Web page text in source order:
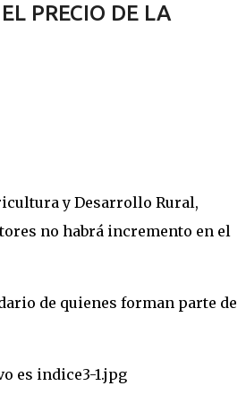
PRECIO DE LA
y Desarrollo Rural,
no habrá incremento en el
de quienes forman parte de